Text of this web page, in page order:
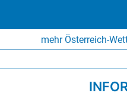
mehr Österreich-